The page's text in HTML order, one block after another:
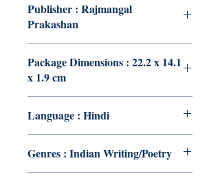
Publisher : Rajmangal
Prakashan
Package Dimensions : 22.2 x 14.1
x 1.9 cm
Language : Hindi
Genres : Indian Writing/Poetry